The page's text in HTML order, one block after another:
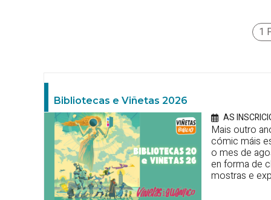
1
Bibliotecas e Viñetas 2026
AS
Mais outro
cómic máis
o mes de
en forma de
mostras e